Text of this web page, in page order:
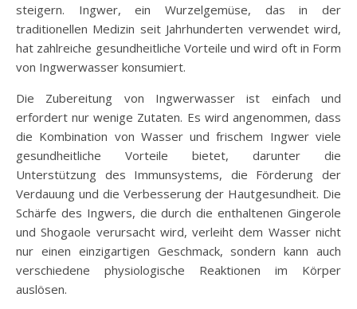
steigern. Ingwer, ein Wurzelgemüse, das in der
traditionellen Medizin seit Jahrhunderten verwendet wird,
hat zahlreiche gesundheitliche Vorteile und wird oft in Form
von Ingwerwasser konsumiert.
Die Zubereitung von Ingwerwasser ist einfach und
erfordert nur wenige Zutaten. Es wird angenommen, dass
die Kombination von Wasser und frischem Ingwer viele
gesundheitliche Vorteile bietet, darunter die
Unterstützung des Immunsystems, die Förderung der
Verdauung und die Verbesserung der Hautgesundheit. Die
Schärfe des Ingwers, die durch die enthaltenen Gingerole
und Shogaole verursacht wird, verleiht dem Wasser nicht
nur einen einzigartigen Geschmack, sondern kann auch
verschiedene physiologische Reaktionen im Körper
auslösen.